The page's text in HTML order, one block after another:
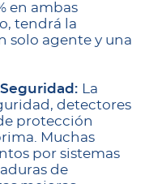
en ambas
tendrá la
solo agente y una
La
detectores
protección
Muchas
por sistemas
de